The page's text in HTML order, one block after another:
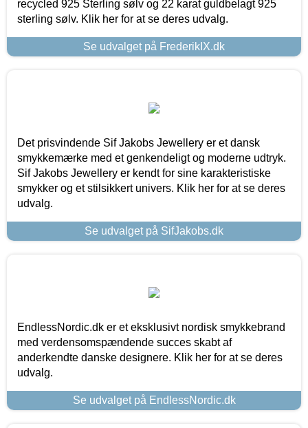
recycled 925 Sterling sølv og 22 karat guldbelagt 925
sterling sølv. Klik her for at se deres udvalg.
Se udvalget på FrederikIX.dk
Det prisvindende Sif Jakobs Jewellery er et dansk
smykkemærke med et genkendeligt og moderne udtryk.
Sif Jakobs Jewellery er kendt for sine karakteristiske
smykker og et stilsikkert univers. Klik her for at se deres
udvalg.
Se udvalget på SifJakobs.dk
EndlessNordic.dk er et eksklusivt nordisk smykkebrand
med verdensomspændende succes skabt af
anderkendte danske designere. Klik her for at se deres
udvalg.
Se udvalget på EndlessNordic.dk